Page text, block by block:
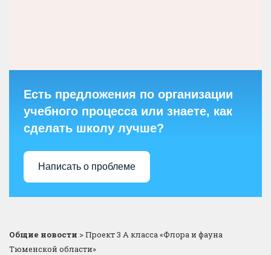
Есть предложения по организации
учебного процесса или знаете, как
сделать школу лучше?
Написать о проблеме
Общие новости >Проект 3 А класса «Флора и фауна
Тюменской области»